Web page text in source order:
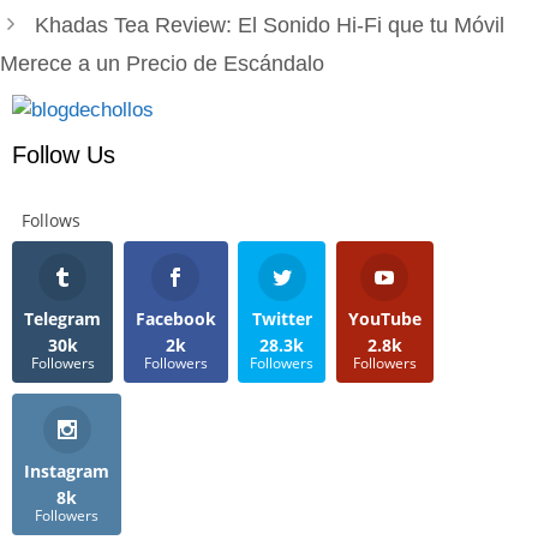
Khadas Tea Review: El Sonido Hi-Fi que tu Móvil
Merece a un Precio de Escándalo
Follow Us
Follows
Telegram
30k
Followers
Facebook
2k
Followers
Twitter
28.3k
Followers
YouTube
2.8k
Followers
Instagram
8k
Followers